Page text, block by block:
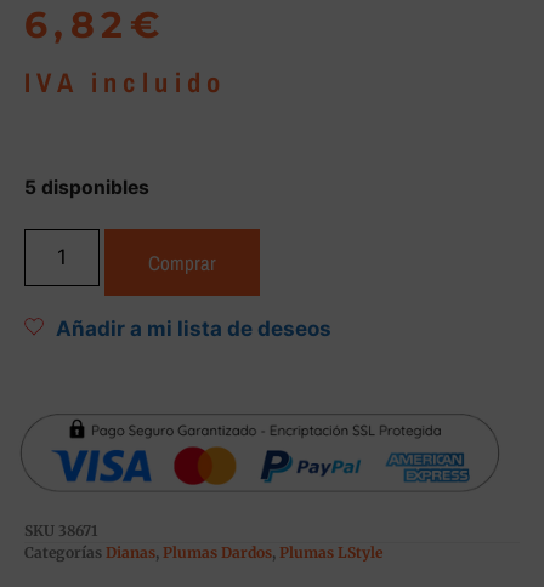
6,82 €
IVA incluido
5 disponibles
Comprar
Añadir a mi lista de deseos
SKU 38671
Categorías Dianas, Plumas Dardos, Plumas LStyle